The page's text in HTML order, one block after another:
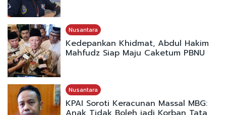
Nusantara
Kedepankan Khidmat, Abdul Hakim
Mahfudz Siap Maju Caketum PBNU
Nusantara
KPAI Soroti Keracunan Massal MBG: